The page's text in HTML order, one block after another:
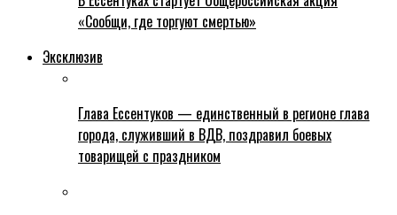
«Сообщи, где торгуют смертью»
Эксклюзив
Глава Ессентуков — единственный в регионе глава
города, служивший в ВДВ, поздравил боевых
товарищей с праздником